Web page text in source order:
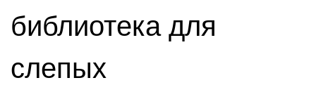
библиотека для
слепых